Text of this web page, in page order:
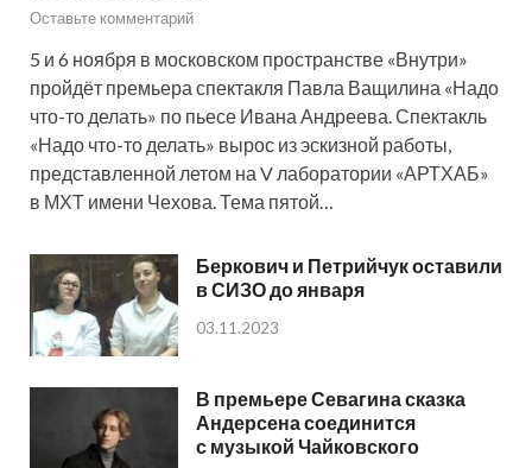
Оставьте комментарий
5 и 6 ноября в московском пространстве «Внутри»
пройдёт премьера спектакля Павла Ващилина «Надо
что-то делать» по пьесе Ивана Андреева. Спектакль
«Надо что-то делать» вырос из эскизной работы,
представленной летом на V лаборатории «АРТХАБ»
в МХТ имени Чехова. Тема пятой…
Беркович и Петрийчук оставили
в СИЗО до января
03.11.2023
В премьере Севагина сказка
Андерсена соединится
с музыкой Чайковского